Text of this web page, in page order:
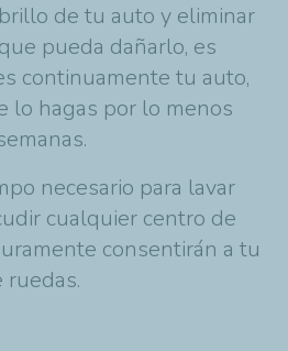
de tu auto y eliminar
pueda dañarlo, es
continuamente tu auto,
lo hagas por lo menos
necesario para lavar
cualquier centro de
consentirán a tu
ruedas.